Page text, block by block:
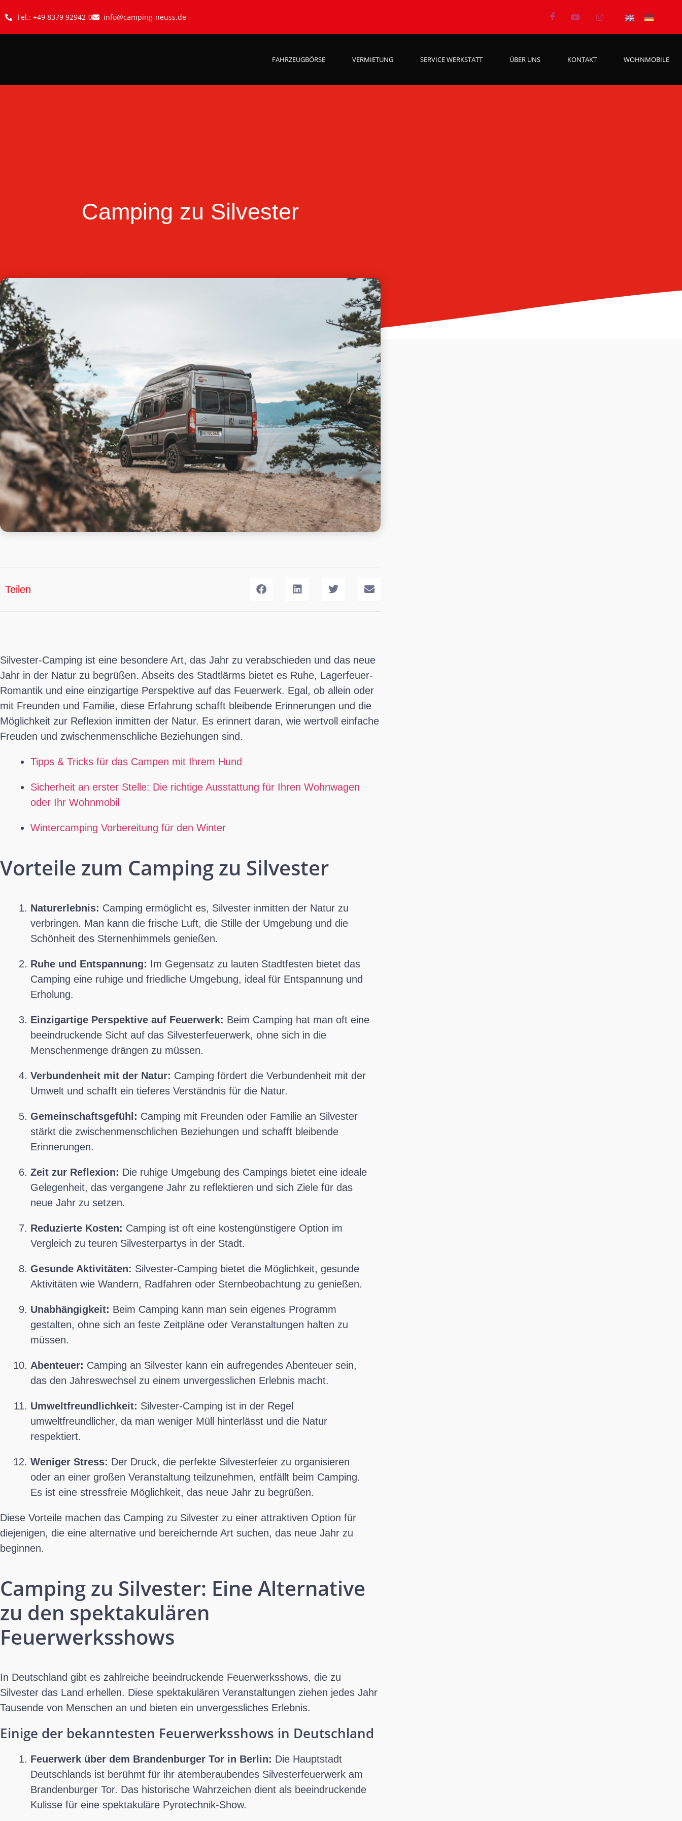
Tel.: +49 8379 92942-0 info@camping-neuss.de
FAHRZEUGBÖRSE VERMIETUNG SERVICE WERKSTATT ÜBER UNS KONTAKT WOHNMOBILE
Camping zu Silvester
Teilen
Silvester-Camping ist eine besondere Art, das Jahr zu verabschieden und das neue
Jahr in der Natur zu begrüßen. Abseits des Stadtlärms bietet es Ruhe, Lagerfeuer-
Romantik und eine einzigartige Perspektive auf das Feuerwerk. Egal, ob allein oder
mit Freunden und Familie, diese Erfahrung schafft bleibende Erinnerungen und die
Möglichkeit zur Reflexion inmitten der Natur. Es erinnert daran, wie wertvoll einfache
Freuden und zwischenmenschliche Beziehungen sind.
Tipps & Tricks für das Campen mit Ihrem Hund
Sicherheit an erster Stelle: Die richtige Ausstattung für Ihren Wohnwagen
oder Ihr Wohnmobil
Wintercamping Vorbereitung für den Winter
Vorteile zum Camping zu Silvester
Naturerlebnis: Camping ermöglicht es, Silvester inmitten der Natur zu
verbringen. Man kann die frische Luft, die Stille der Umgebung und die
Schönheit des Sternenhimmels genießen.
Ruhe und Entspannung: Im Gegensatz zu lauten Stadtfesten bietet das
Camping eine ruhige und friedliche Umgebung, ideal für Entspannung und
Erholung.
Einzigartige Perspektive auf Feuerwerk: Beim Camping hat man oft eine
beeindruckende Sicht auf das Silvesterfeuerwerk, ohne sich in die
Menschenmenge drängen zu müssen.
Verbundenheit mit der Natur: Camping fördert die Verbundenheit mit der
Umwelt und schafft ein tieferes Verständnis für die Natur.
Gemeinschaftsgefühl: Camping mit Freunden oder Familie an Silvester
stärkt die zwischenmenschlichen Beziehungen und schafft bleibende
Erinnerungen.
Zeit zur Reflexion: Die ruhige Umgebung des Campings bietet eine ideale
Gelegenheit, das vergangene Jahr zu reflektieren und sich Ziele für das
neue Jahr zu setzen.
Reduzierte Kosten: Camping ist oft eine kostengünstigere Option im
Vergleich zu teuren Silvesterpartys in der Stadt.
Gesunde Aktivitäten: Silvester-Camping bietet die Möglichkeit, gesunde
Aktivitäten wie Wandern, Radfahren oder Sternbeobachtung zu genießen.
Unabhängigkeit: Beim Camping kann man sein eigenes Programm
gestalten, ohne sich an feste Zeitpläne oder Veranstaltungen halten zu
müssen.
Abenteuer: Camping an Silvester kann ein aufregendes Abenteuer sein,
das den Jahreswechsel zu einem unvergesslichen Erlebnis macht.
Umweltfreundlichkeit: Silvester-Camping ist in der Regel
umweltfreundlicher, da man weniger Müll hinterlässt und die Natur
respektiert.
Weniger Stress: Der Druck, die perfekte Silvesterfeier zu organisieren
oder an einer großen Veranstaltung teilzunehmen, entfällt beim Camping.
Es ist eine stressfreie Möglichkeit, das neue Jahr zu begrüßen.
Diese Vorteile machen das Camping zu Silvester zu einer attraktiven Option für
diejenigen, die eine alternative und bereichernde Art suchen, das neue Jahr zu
beginnen.
Camping zu Silvester: Eine Alternative
zu den spektakulären
Feuerwerksshows
In Deutschland gibt es zahlreiche beeindruckende Feuerwerksshows, die zu
Silvester das Land erhellen. Diese spektakulären Veranstaltungen ziehen jedes Jahr
Tausende von Menschen an und bieten ein unvergessliches Erlebnis.
Einige der bekanntesten Feuerwerksshows in Deutschland
Feuerwerk über dem Brandenburger Tor in Berlin: Die Hauptstadt
Deutschlands ist berühmt für ihr atemberaubendes Silvesterfeuerwerk am
Brandenburger Tor. Das historische Wahrzeichen dient als beeindruckende
Kulisse für eine spektakuläre Pyrotechnik-Show.